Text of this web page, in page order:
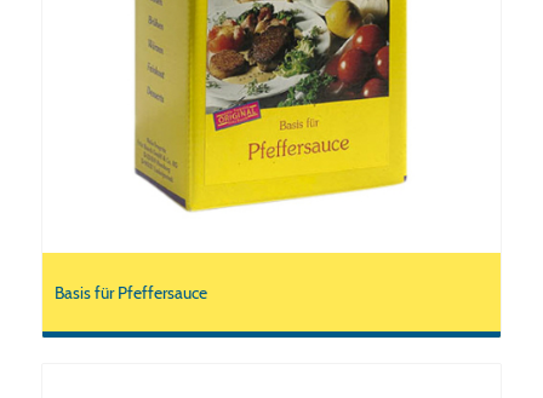
Basis für Pfeffersauce